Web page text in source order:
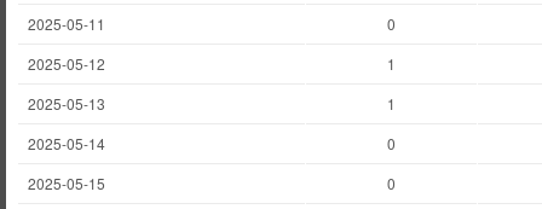
2025-05-11
0
2025-05-12
1
2025-05-13
1
2025-05-14
0
2025-05-15
0